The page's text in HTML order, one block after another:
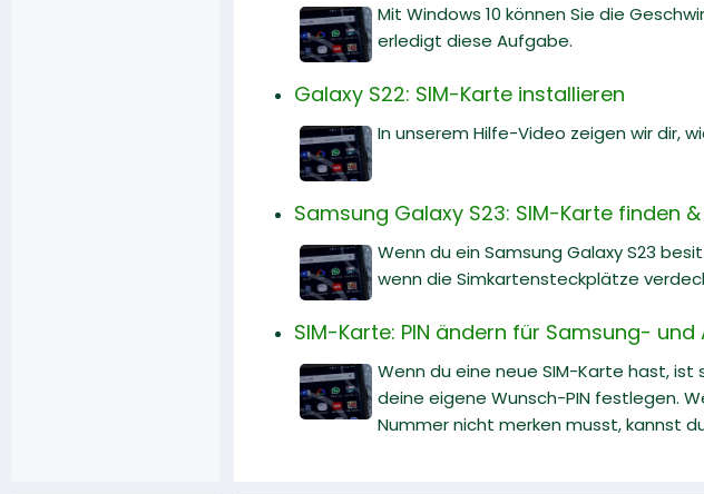
Mit Windows 10 können Sie die
erledigt diese Aufgabe.
Galaxy S22: SIM-Karte installieren
In unserem Hilfe-Video zeigen wir dir,
Samsung Galaxy S23: SIM-Karte finden
Wenn du ein Samsung Galaxy S23
wenn die Simkartensteckplätze
SIM-Karte: PIN ändern für Samsung-
Wenn du eine neue SIM-Karte hast,
deine eigene Wunsch-PIN festlegen.
Nummer nicht merken musst, kannst